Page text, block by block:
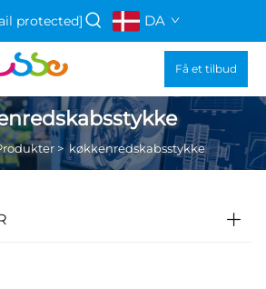
protected] DA
Få et tilbud
> køkkenredskabsstykke